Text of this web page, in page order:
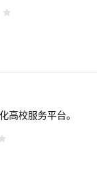
高校服务平台。